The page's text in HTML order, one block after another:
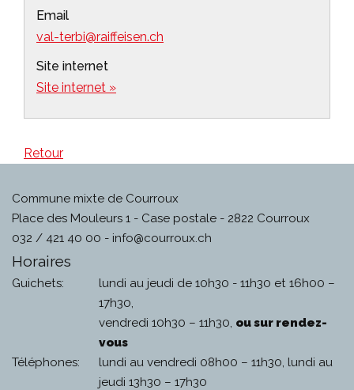
Email
val-terbi@raiffeisen.ch
Site internet
Site internet »
Retour
Commune mixte de Courroux
Place des Mouleurs 1 - Case postale - 2822 Courroux
032 / 421 40 00 - info@courroux.ch
Horaires
Guichets:
lundi au jeudi de 10h30 - 11h30 et 16h00 –
17h30,
vendredi 10h30 – 11h30, ou sur rendez-
vous
Téléphones:
lundi au vendredi 08h00 – 11h30, lundi au
jeudi 13h30 – 17h30